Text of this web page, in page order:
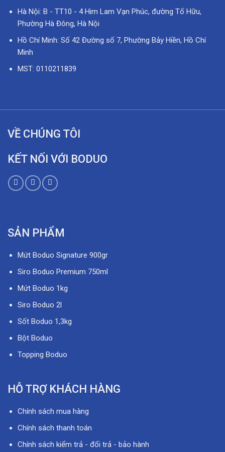
Hà Nội: B - TT10 - 4 Him Lam Vạn Phúc, đường Tố Hữu,
Phường Hà Đông, Hà Nội
Hồ Chí Minh: Số 42 Đường số 7, Phường Bảy Hiền, Hồ Chí
Minh
MST: 0110211839
VỀ CHÚNG TÔI
KẾT NỐI VỚI BODUO
SẢN PHẨM
Mứt Boduo Signature 900gr
Siro Boduo Premium 750ml
Mứt Boduo 1kg
Siro Boduo 2l
Sốt Boduo 1,3kg
Bột Boduo
Topping Boduo
HỖ TRỢ KHÁCH HÀNG
Chính sách mua hàng
Chính sách thanh toán
Chính sách kiểm trả - đổi trả - bảo hành